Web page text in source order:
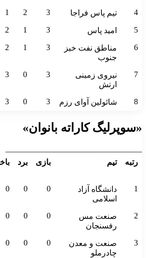
4 تیم پاس فراجا 3
2
1
5 امید پاس 3
1
2
6
مناطق نفت خیز
جنوب
3
1
2
7
نیروی زمینی
ارتش
3
0
3
8 شائولین آوای رزم 3
0
3
«سوپرلیگ کاراته بانوان»
رتبه
تیم بازی برد
1
دانشگاه آزاد
اسلامی
0
0
0
2
صنعت مس
رفسنجان
0
0
0
3
صنعت و معدن
چادرملو
0
0
0